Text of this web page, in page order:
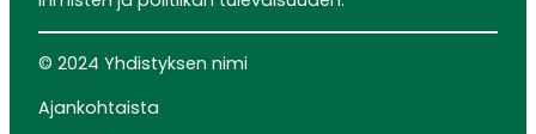
© 2024 Yhdistyksen nimi
Ajankohtaista